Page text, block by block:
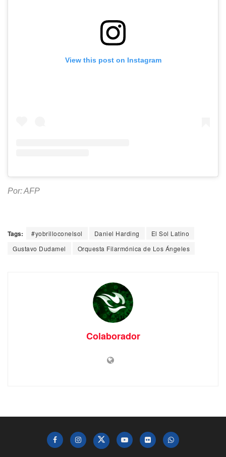
View this post on Instagram
Por: AFP
Tags: #yobrilloconelsol Daniel Harding
El Sol Latino
Gustavo Dudamel
Orquesta Filarmónica de Los Ángeles
Colaborador